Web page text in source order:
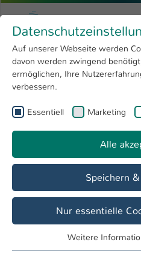
Menu
Forschung
Hochschule
International
Zum Hauptinhalt springen
Hochschule
Sie sind hier:
SoliD
Übersicht Maßnahmen
Auf unserer Webseite werden
davon werden zwingend
ermöglichen, Ihre
verbessern.
Essentiell Marketing
Alle
Speichern
Nur essentielle
Essentielle Cookies werden
Weitere